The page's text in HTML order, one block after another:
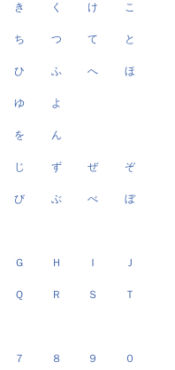
き く け こ
ち つ て と
ひ ふ へ ほ
ゆ よ
を ん
じ ず ぜ ぞ
び ぶ べ ぼ
Ｇ Ｈ Ｉ Ｊ
Ｑ Ｒ Ｓ Ｔ
７ ８ ９ ０